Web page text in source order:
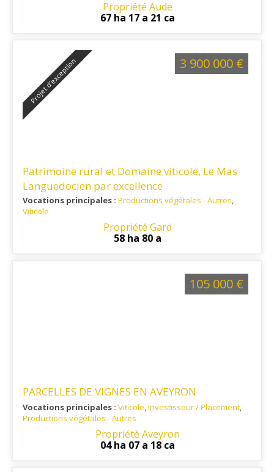
Propriété Aude
67 ha 17 a 21 ca
Projet d’exception
Patrimoine rural et Domaine viticole, Le Mas
Languedocien par excellence
Vocations principales : Productions végétales - Autres,
Viticole
: Au carrefour de la Provence et de
l’Occitanie, entre Cévennes et Méditerranée
Propriété Gard
58 ha 80 a
3 900 000 €
PARCELLES DE VIGNES EN AVEYRON
Vocations principales : Viticole,Investisseur / Placement,
Productions végétales - Autres
: A 25mn de Rodez
Propriété Aveyron
04 ha 07 a 18 ca
105 000 €